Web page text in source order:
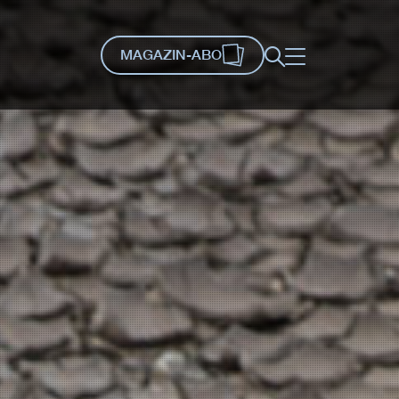
Menü
Suche
MAGAZIN-ABO